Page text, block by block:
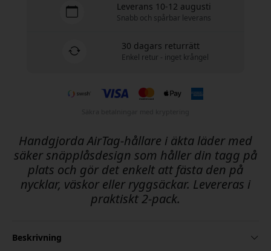
Leverans 10-12 augusti
Snabb och spårbar leverans
30 dagars returrätt
Enkel retur - inget krångel
Handgjorda AirTag-hållare i äkta läder med
säker snäpplåsdesign som håller din tagg på
plats och gör det enkelt att fästa den på
nycklar, väskor eller ryggsäckar. Levereras i
praktiskt 2-pack.
Beskrivning